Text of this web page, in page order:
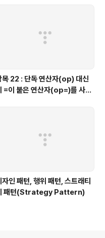
목 22 : 단독 연산자(op) 대신
=이 붙은 연산자(op=)를 사용
자인 패턴, 행위 패턴, 스트래티
패턴(Strategy Pattern)